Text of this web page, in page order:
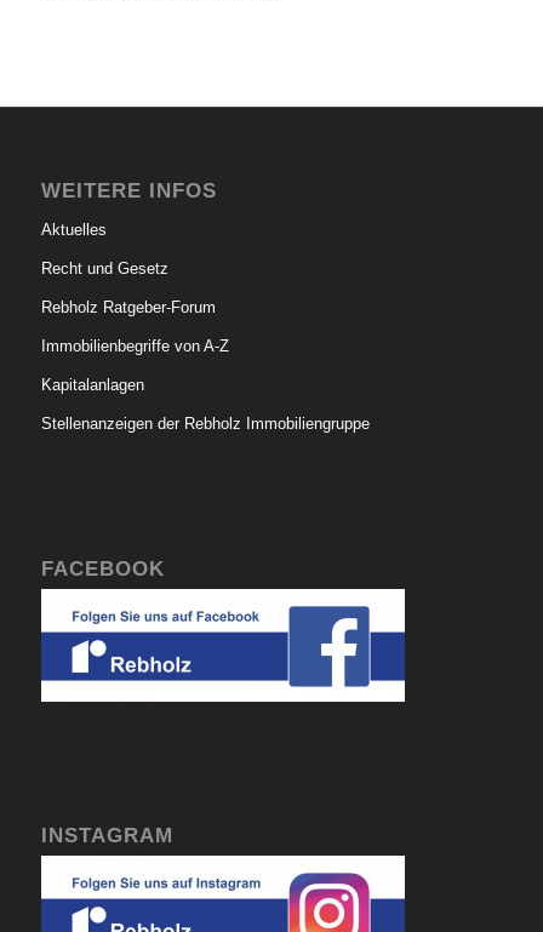
WEITERE INFOS
Aktuelles
Recht und Gesetz
Rebholz Ratgeber-Forum
Immobilienbegriffe von A-Z
Kapitalanlagen
Stellenanzeigen der Rebholz Immobiliengruppe
FACEBOOK
INSTAGRAM